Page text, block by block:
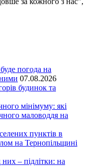
погода на
07.08.2026
будинок та
мінімуму: які
маловоддя на
пунктів в
на Тернопільщині
– підлітки: на